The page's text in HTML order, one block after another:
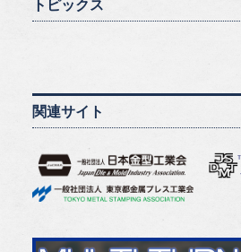
トピックス
関連サイト